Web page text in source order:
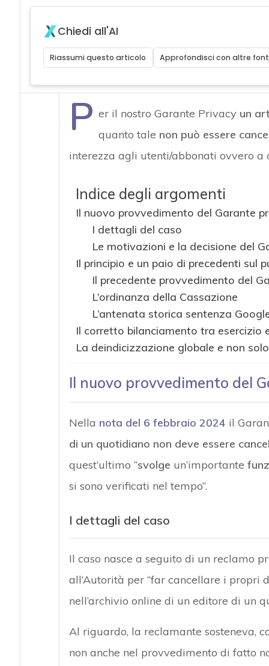
Chiedi all'AI
Riassumi questo articolo Approfondisci con altre
P er il nostro Garante Privacy un
quanto tale non può essere
interezza agli utenti/abbonati ovvero a
Indice degli argomenti
Il nuovo provvedimento del Garante
I dettagli del caso
Le motivazioni e la decisione del
Il principio e un paio di precedenti sul
Il precedente provvedimento del
L’ordinanza della Cassazione
L’antenata storica sentenza
Il corretto bilanciamento tra esercizio
La deindicizzazione globale e non
Il nuovo provvedimento del
Nella nota del 6 febbraio 2024 il
di un quotidiano non deve essere
quest’ultimo “svolge un’importante
si sono verificati nel tempo”.
I dettagli del caso
Il caso nasce a seguito di un reclamo
all’Autorità per “far cancellare i propri
nell’archivio online di un editore di un
Al riguardo, la reclamante sosteneva,
non anche nel provvedimento di fatto